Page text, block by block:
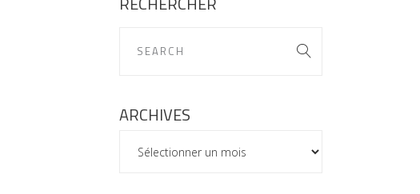
ARCHIVES
ARCHIVES